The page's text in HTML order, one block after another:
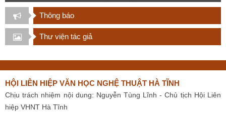
Thông báo
Thư viện tác giả
HỘI LIÊN HIỆP VĂN HỌC NGHỆ THUẬT HÀ TĨNH
Chịu trách nhiệm nội dung: Nguyễn Tùng Lĩnh - Chủ tịch Hội Liên
hiệp VHNT Hà Tĩnh